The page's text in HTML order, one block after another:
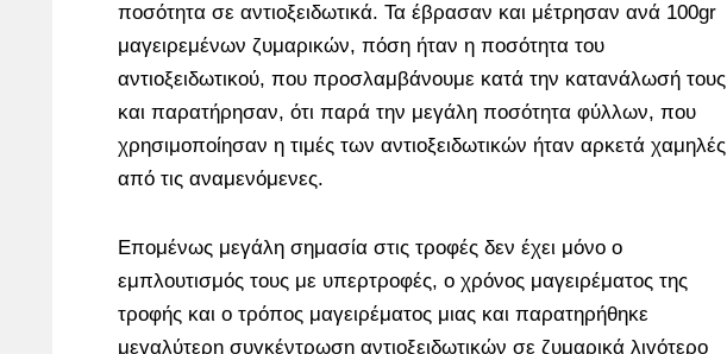
ποσότητα σε αντιοξειδωτικά. Τα έβρασαν και μέτρησαν ανά 100gr
μαγειρεμένων ζυμαρικών, πόση ήταν η ποσότητα του
αντιοξειδωτικού, που προσλαμβάνουμε κατά την κατανάλωσή τους
και παρατήρησαν, ότι παρά την μεγάλη ποσότητα φύλλων, που
χρησιμοποίησαν η τιμές των αντιοξειδωτικών ήταν αρκετά χαμηλές
από τις αναμενόμενες.
Επομένως μεγάλη σημασία στις τροφές δεν έχει μόνο ο
εμπλουτισμός τους με υπερτροφές, ο χρόνος μαγειρέματος της
τροφής και ο τρόπος μαγειρέματος μιας και παρατηρήθηκε
μεγαλύτερη συγκέντρωση αντιοξειδωτικών σε ζυμαρικά λιγότερο